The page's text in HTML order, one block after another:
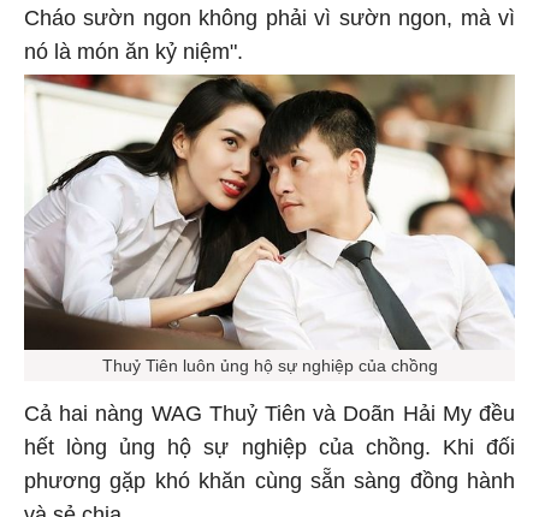
Cháo sườn ngon không phải vì sườn ngon, mà vì
nó là món ăn kỷ niệm".
Thuỷ Tiên luôn ủng hộ sự nghiệp của chồng
Cả hai nàng WAG Thuỷ Tiên và Doãn Hải My đều
hết lòng ủng hộ sự nghiệp của chồng. Khi đối
phương gặp khó khăn cùng sẵn sàng đồng hành
và sẻ chia.